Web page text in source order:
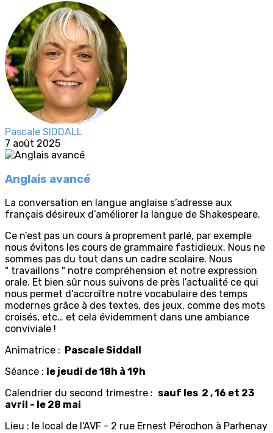
Pascale SIDDALL
7 août 2025
Anglais avancé
La conversation en langue anglaise s’adresse aux
français désireux d’améliorer la langue de Shakespeare.
Ce n’est pas un cours à proprement parlé, par exemple
nous évitons les cours de grammaire fastidieux. Nous ne
sommes pas du tout dans un cadre scolaire. Nous
" travaillons " notre compréhension et notre expression
orale. Et bien sûr nous suivons de près l’actualité ce qui
nous permet d’accroître notre vocabulaire des temps
modernes grâce à des textes, des jeux, comme des mots
croisés, etc… et cela évidemment dans une ambiance
conviviale !
Animatrice : Pascale Siddall
Séance : le jeudi de 18h à 19h
Calendrier du second trimestre : sauf les 2 , 16 et 23
avril - le 28 mai
Lieu : le local de l'AVF - 2 rue Ernest Pérochon à Parhenay